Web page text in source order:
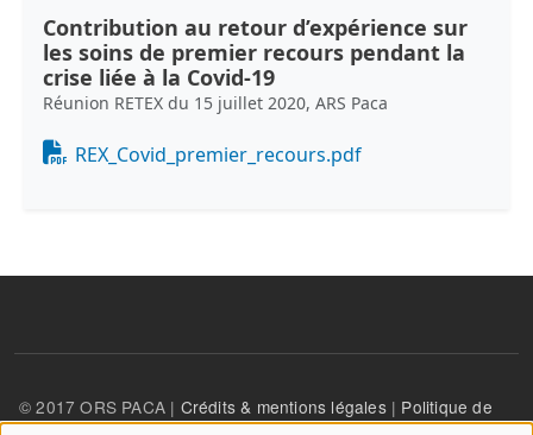
Contribution au retour d’expérience sur
les soins de premier recours pendant la
crise liée à la Covid-19
Réunion RETEX du 15 juillet 2020, ARS Paca
Document
REX_Covid_premier_recours.pdf
© 2017 ORS PACA | Crédits & mentions légales| Politique de